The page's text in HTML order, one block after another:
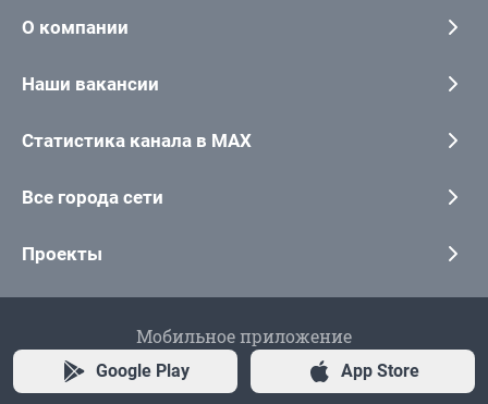
О компании
Наши вакансии
Статистика канала в MAX
Все города сети
Проекты
Мобильное приложение
Google Play App Store